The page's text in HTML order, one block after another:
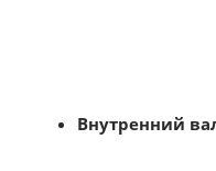
Внутренний